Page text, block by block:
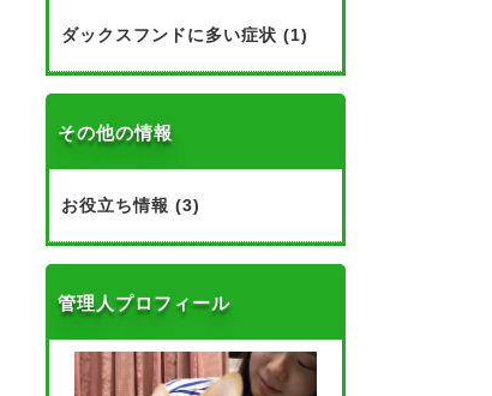
ダックスフンドに多い症状 (1)
その他の情報
お役立ち情報 (3)
管理人プロフィール